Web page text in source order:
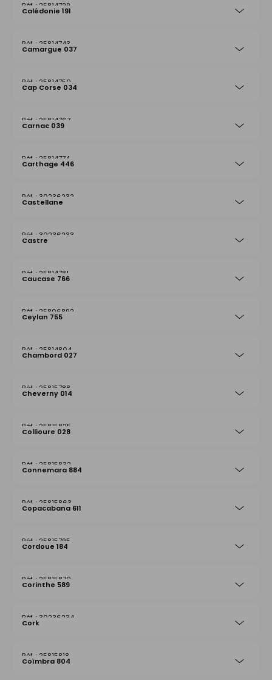
25814729
Calédonie 191
25814743
Camargue 037
25814750
Cap Corse 034
25814767
Carnac 039
25814774
Carthage 446
30236232
Castellane
30236233
Castre
25814781
Caucase 766
25806892
Ceylan 755
25814804
Chambord 027
25815788
Cheverny 014
25815825
Collioure 028
25815832
Connemara 884
25815863
Copacabana 611
25815795
Cordoue 184
25815870
Corinthe 589
30236234
Cork
25815818
Coïmbra 804